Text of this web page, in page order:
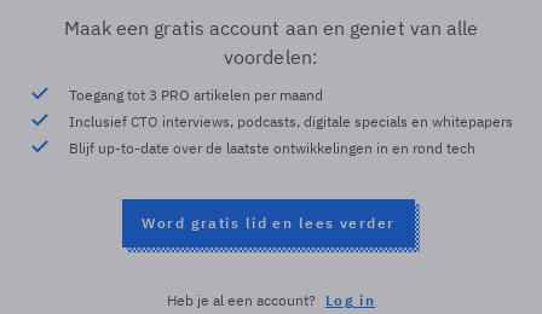
Maak een gratis account aan en geniet van alle
voordelen:
Toegang tot 3 PRO artikelen per maand
Inclusief CTO interviews, podcasts, digitale specials en whitepapers
Blijf up-to-date over de laatste ontwikkelingen in en rond tech
Word gratis lid en lees verder
Heb je al een account? Log in